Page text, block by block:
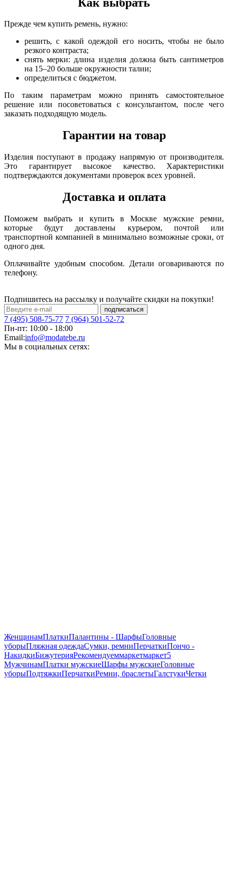
Прежде чем купить ремень, нужно:
решить, с какой одеждой его носить, чтобы не было
резкого контраста;
снять мерки: длина изделия должна быть сантиметров
на 15–20 больше окружности талии;
определиться с бюджетом.
По таким параметрам можно принять самостоятельное
решение или посоветоваться с консультантом, после чего
заказать подходящую модель.
Гарантии на товар
Изделия поступают в продажу напрямую от производителя.
Это гарантирует высокое качество. Характеристики
подтверждаются документами проверок всех уровней.
Доставка и оплата
Поможем выбрать и купить в Москве мужские ремни,
которые будут доставлены курьером, почтой или
транспортной компанией в минимально возможные сроки, от
одного дня.
Оплачивайте удобным способом. Детали оговариваются по
телефону.
Подпишитесь на рассылку и получайте скидки на покупки!
подписаться
7 (495) 508-75-77 7 (964) 501-52-72
Пн-пт: 10:00 - 18:00
Email:info@modatebe.ru
Мы в социальных сетях:
ЖенщинамПлаткиПалантины - ШарфыГоловные
уборыПляжная одеждаСумки, ремниПерчаткиПончо -
НакидкиБижутерияРекомендуеммаркетмаркет5
МужчинамПлатки мужскиеШарфы мужскиеГоловные
уборыПодтяжкиПерчаткиРемни, браслетыГалстукиЧетки